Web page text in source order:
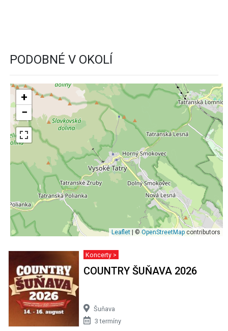
PODOBNÉ V OKOLÍ
+
−
Leaflet | © OpenStreetMap contributors
Koncerty >
COUNTRY ŠUŇAVA 2026
Šuňava
3 termíny